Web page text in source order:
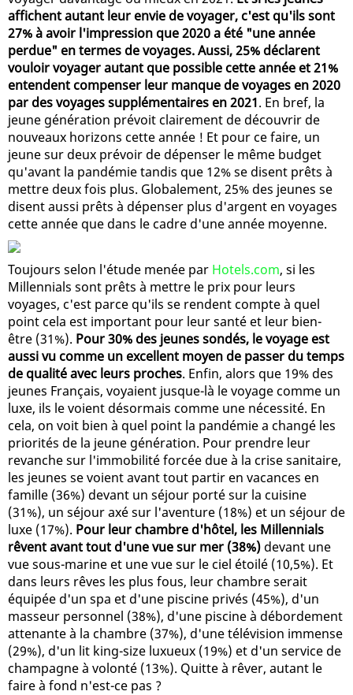
affichent autant leur envie de voyager, c'est qu'ils sont
27% à avoir l'impression que 2020 a été "une année
perdue" en termes de voyages. Aussi, 25% déclarent
vouloir voyager autant que possible cette année et 21%
entendent compenser leur manque de voyages en 2020
par des voyages supplémentaires en 2021. En bref, la
jeune génération prévoit clairement de découvrir de
nouveaux horizons cette année ! Et pour ce faire, un
jeune sur deux prévoir de dépenser le même budget
qu'avant la pandémie tandis que 12% se disent prêts à
mettre deux fois plus. Globalement, 25% des jeunes se
disent aussi prêts à dépenser plus d'argent en voyages
cette année que dans le cadre d'une année moyenne.
Toujours selon l'étude menée par Hotels.com, si les
Millennials sont prêts à mettre le prix pour leurs
voyages, c'est parce qu'ils se rendent compte à quel
point cela est important pour leur santé et leur bien-
être (31%). Pour 30% des jeunes sondés, le voyage est
aussi vu comme un excellent moyen de passer du temps
de qualité avec leurs proches. Enfin, alors que 19% des
jeunes Français, voyaient jusque-là le voyage comme un
luxe, ils le voient désormais comme une nécessité. En
cela, on voit bien à quel point la pandémie a changé les
priorités de la jeune génération. Pour prendre leur
revanche sur l'immobilité forcée due à la crise sanitaire,
les jeunes se voient avant tout partir en vacances en
famille (36%) devant un séjour porté sur la cuisine
(31%), un séjour axé sur l'aventure (18%) et un séjour de
luxe (17%). Pour leur chambre d'hôtel, les Millennials
rêvent avant tout d'une vue sur mer (38%) devant une
vue sous-marine et une vue sur le ciel étoilé (10,5%). Et
dans leurs rêves les plus fous, leur chambre serait
équipée d'un spa et d'une piscine privés (45%), d'un
masseur personnel (38%), d'une piscine à débordement
attenante à la chambre (37%), d'une télévision immense
(29%), d'un lit king-size luxueux (19%) et d'un service de
champagne à volonté (13%). Quitte à rêver, autant le
faire à fond n'est-ce pas ?